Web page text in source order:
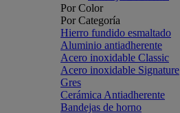
Por Color
Por Categoría
Hierro fundido esmaltado
Aluminio antiadherente
Acero inoxidable Classic
Acero inoxidable Signature
Gres
Cerámica Antiadherente
Bandejas de horno